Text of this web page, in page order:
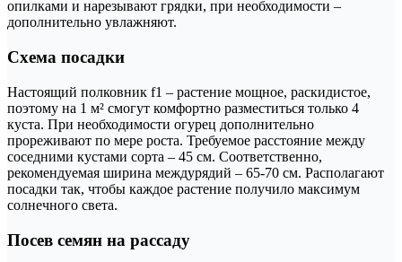
опилками и нарезывают грядки, при необходимости –
дополнительно увлажняют.
Схема посадки
Настоящий полковник f1 – растение мощное, раскидистое,
поэтому на 1 м² смогут комфортно разместиться только 4
куста. При необходимости огурец дополнительно
прореживают по мере роста. Требуемое расстояние между
соседними кустами сорта – 45 см. Соответственно,
рекомендуемая ширина междурядий – 65-70 см. Располагают
посадки так, чтобы каждое растение получило максимум
солнечного света.
Посев семян на рассаду